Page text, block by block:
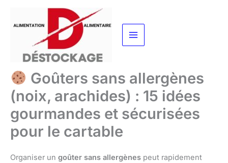
contenu
Goûters sans allergènes
(noix, arachides) : 15 idées
gourmandes et sécurisées
pour le cartable
Organiser un goûter sans allergènes peut rapidement